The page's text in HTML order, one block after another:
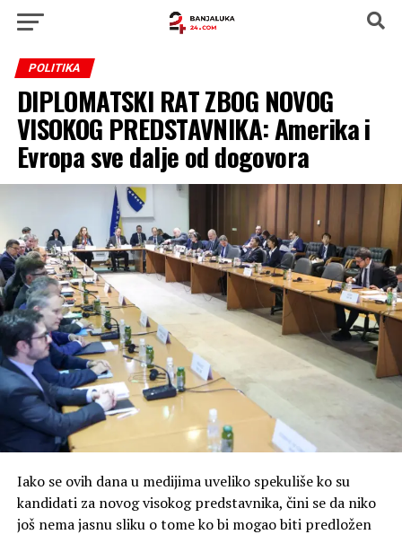
POLITIKA
DIPLOMATSKI RAT ZBOG NOVOG
VISOKOG PREDSTAVNIKA: Amerika i
Evropa sve dalje od dogovora
Iako se ovih dana u medijima uveliko spekuliše ko su
kandidati za novog visokog predstavnika, čini se da niko
još nema jasnu sliku o tome ko bi mogao biti predložen